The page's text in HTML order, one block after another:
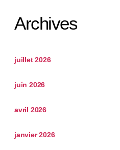
Archives
juillet 2026
juin 2026
avril 2026
janvier 2026